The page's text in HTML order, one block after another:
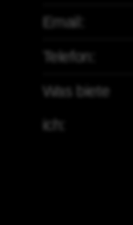
Email:
Telefon:
Was biete
ich: